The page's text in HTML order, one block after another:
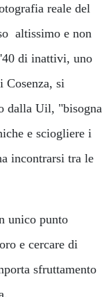
reale del
altissimo e non
di inattivi, uno
Cosenza, si
dalla Uil, "bisogna
e sciogliere i
incontrarsi tra le
unico punto
e cercare di
sfruttamento